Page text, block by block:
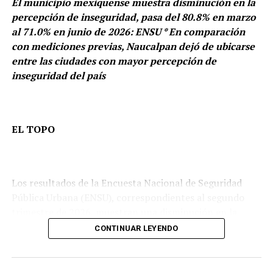
Alessandra Rojo sí usa la escoba y barre de arriba hacia
abajo, pues en colonias complejas de la capital como la
Morelos, la Doctores, la Obrera y la Peralvillo, realizó un
percepción de inseguridad, pasa del 80.8% en marzo
al 71.0% en junio de 2026: ENSU * En comparación
con mediciones previas, Naucalpan dejó de ubicarse
entre las ciudades con mayor percepción de
inseguridad del país
EL TOPO
Los resultados de la Encuesta Nacional de Seguridad
percepción de inseguridad de la población de 18 años y
más residente en el municipio de Naucalpan de Juárez,
Estado de México.
CONTINUAR LEYENDO